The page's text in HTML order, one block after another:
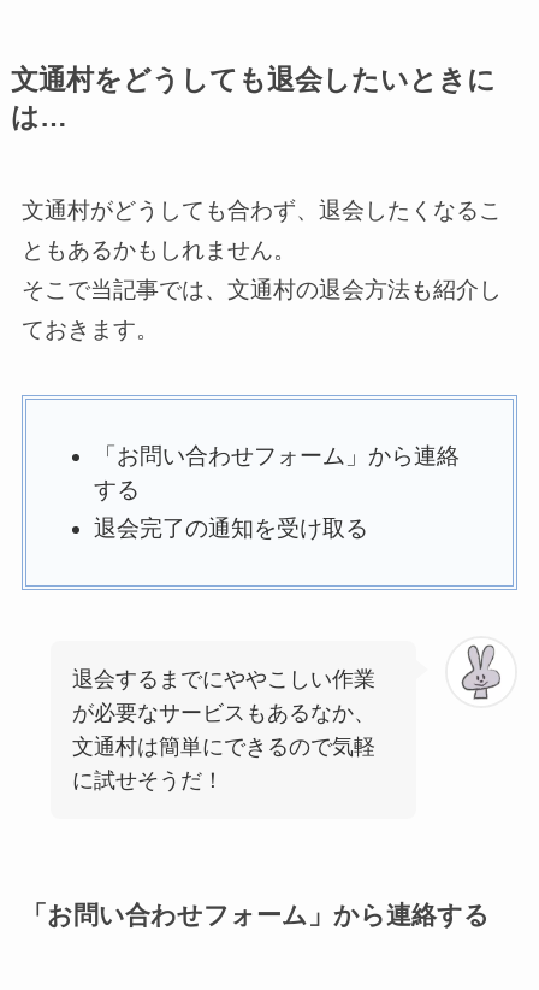
文通村をどうしても退会したいときに
は…
文通村がどうしても合わず、退会したくなるこ
ともあるかもしれません。
そこで当記事では、文通村の退会方法も紹介し
ておきます。
「お問い合わせフォーム」から連絡
する
退会完了の通知を受け取る
退会するまでにややこしい作業
が必要なサービスもあるなか、
文通村は簡単にできるので気軽
に試せそうだ！
「お問い合わせフォーム」から連絡する